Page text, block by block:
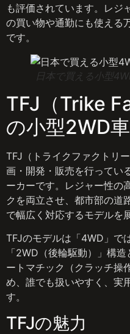
も評価されています。レジ
の買い物や通勤にも使える
です。
日本で買える小型
TFJ（Trike
の小型2WD
TFJ（トライクファクトリ
画・開発・販売を行ってい
ーカーです。レジャー性の
クを両立させ、都市部の道
で幅広く対応するモデルを
TFJのモデルは「4WD」で
「2WD（後輪駆動）」構
ートマチック（クラッチ操
め、誰でも扱いやすく、実
す。
TFJの魅力